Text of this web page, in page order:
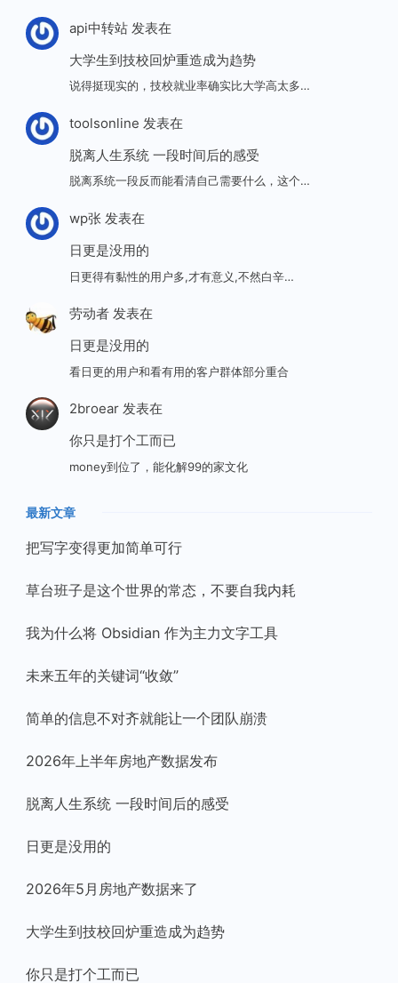
api中转站发表在
大学生到技校回炉重造成为趋势
说得挺现实的，技校就业率确实比大学高太多…
toolsonline 发表在
脱离人生系统 一段时间后的感受
脱离系统一段反而能看清自己需要什么，这个…
wp张发表在
日更是没用的
日更得有黏性的用户多,才有意义,不然白辛…
劳动者发表在
日更是没用的
看日更的用户和看有用的客户群体部分重合
2broear发表在
你只是打个工而已
money到位了，能化解99的家文化
最新文章
把写字变得更加简单可行
草台班子是这个世界的常态，不要自我内耗
我为什么将 Obsidian 作为主力文字工具
未来五年的关键词“收敛”
简单的信息不对齐就能让一个团队崩溃
2026年上半年房地产数据发布
脱离人生系统 一段时间后的感受
日更是没用的
2026年5月房地产数据来了
大学生到技校回炉重造成为趋势
你只是打个工而已